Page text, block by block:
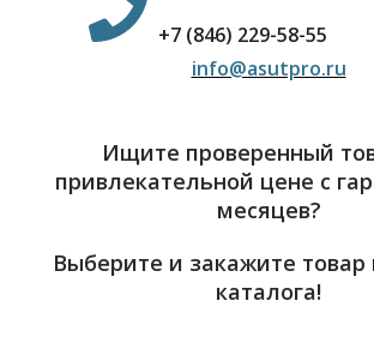
+7 (846) 229-58-55
info@asutpro.ru
Ищите проверенный
привлекательной цене с
месяцев?
Выберите и закажите товар
каталога!